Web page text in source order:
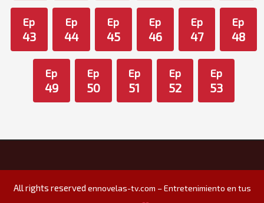
Ep
43
Ep
44
Ep
45
Ep
46
Ep
47
Ep
48
Ep
49
Ep
50
Ep
51
Ep
52
Ep
53
All rights reserved ennovelas-tv.com – Entretenimiento en tus